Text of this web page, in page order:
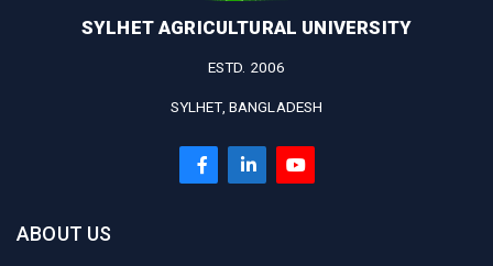
SYLHET AGRICULTURAL UNIVERSITY
ESTD. 2006
SYLHET, BANGLADESH
ABOUT US